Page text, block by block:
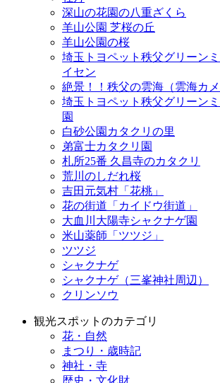
深山の花園の八重ざくら
羊山公園 芝桜の丘
羊山公園の桜
埼玉トヨペット秩父グリーン
イセン
絶景！！秩父の雲海（雲海カメ
埼玉トヨペット秩父グリーン
園
白砂公園カタクリの里
弟富士カタクリ園
札所25番 久昌寺のカタクリ
荒川のしだれ桜
吉田元気村「花桃」
花の街道「カイドウ街道」
大血川大陽寺シャクナゲ園
米山薬師「ツツジ」
ツツジ
シャクナゲ
シャクナゲ（三峯神社周辺）
クリンソウ
観光スポットのカテゴリ
花・自然
まつり・歳時記
神社・寺
歴史・文化財